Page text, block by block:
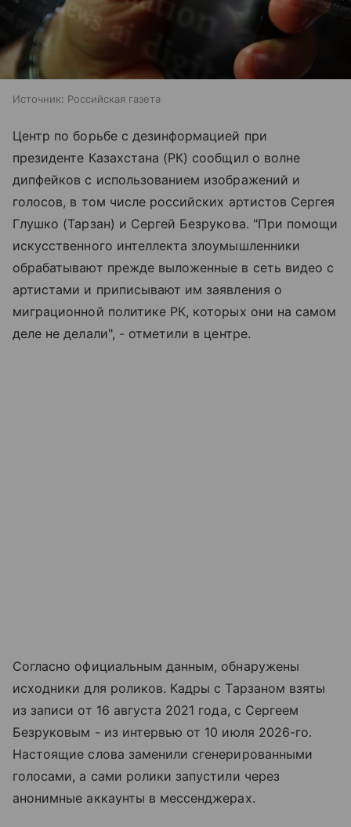
Источник: Российская газета
Центр по борьбе с дезинформацией при
президенте Казахстана (РК) сообщил о волне
дипфейков с использованием изображений и
голосов, в том числе российских артистов Сергея
Глушко (Тарзан) и Сергей Безрукова. "При помощи
искусственного интеллекта злоумышленники
обрабатывают прежде выложенные в сеть видео с
артистами и приписывают им заявления о
миграционной политике РК, которых они на самом
деле не делали", - отметили в центре.
Согласно официальным данным, обнаружены
исходники для роликов. Кадры с Тарзаном взяты
из записи от 16 августа 2021 года, с Сергеем
Безруковым - из интервью от 10 июля 2026-го.
Настоящие слова заменили сгенерированными
голосами, а сами ролики запустили через
анонимные аккаунты в мессенджерах.